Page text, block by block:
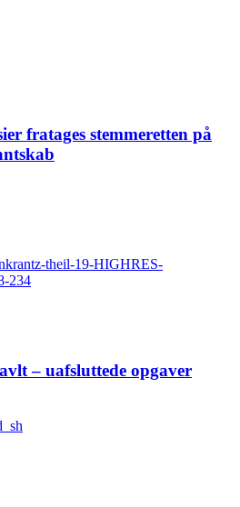
fratages stemmeretten på
– uafsluttede opgaver